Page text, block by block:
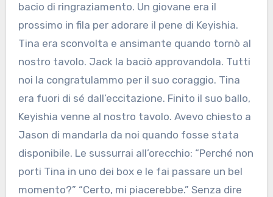
bacio di ringraziamento. Un giovane era il
prossimo in fila per adorare il pene di Keyishia.
Tina era sconvolta e ansimante quando tornò al
nostro tavolo. Jack la baciò approvandola. Tutti
noi la congratulammo per il suo coraggio. Tina
era fuori di sé dall’eccitazione. Finito il suo ballo,
Keyishia venne al nostro tavolo. Avevo chiesto a
Jason di mandarla da noi quando fosse stata
disponibile. Le sussurrai all’orecchio: “Perché non
porti Tina in uno dei box e le fai passare un bel
momento?” “Certo, mi piacerebbe.” Senza dire